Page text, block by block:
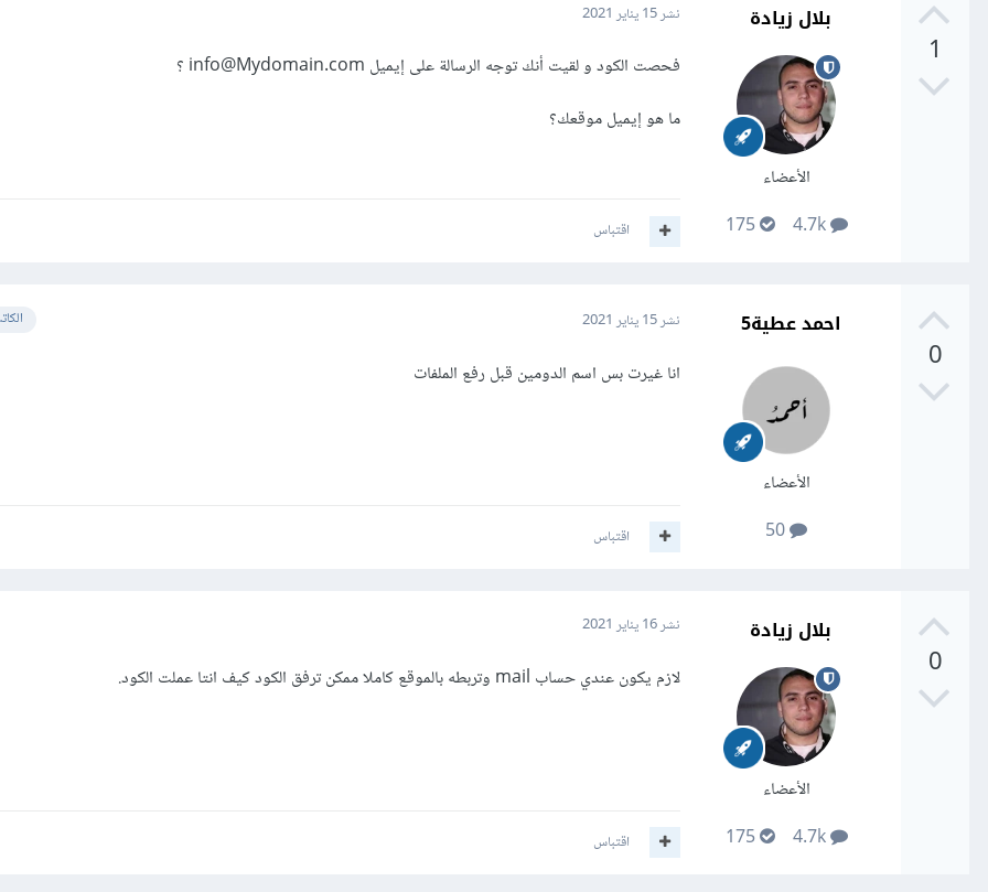
1
بلال زيادة
الأعضاء
4.7k
175
نشر15 يناير 2021
فحصت الكود و لقيت أنك توجه الرسالة على إيميل info@Mydomain.com ؟
ما هو إيميل موقعك؟
اقتباس
0
احمد عطية5
الأعضاء
نشر15 يناير 2021
انا غيرت بس اسم الدومين قبل رفع الملفات
اقتباس
0
بلال زيادة
الأعضاء
4.7k
175
نشر16 يناير 2021
لازم يكون عندي حساب mail وتربطه بالموقع كاملا ممكن ترفق الكود كيف انتا عملت الكود.
اقتباس